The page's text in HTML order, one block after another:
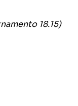
18.15)